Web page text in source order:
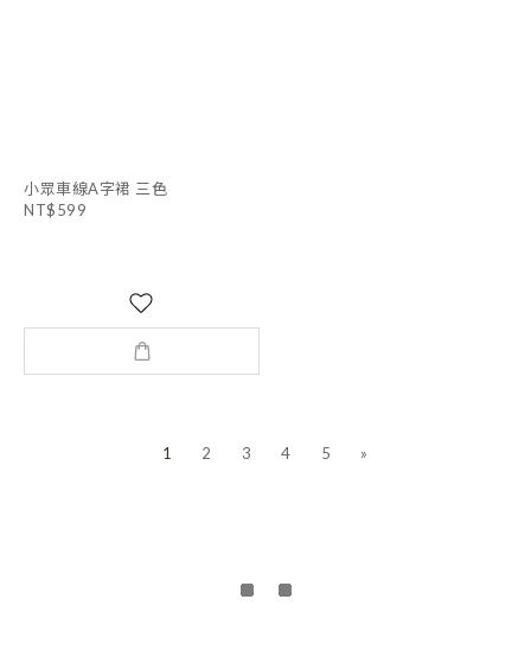
小眾車線A字裙 三色
NT$599
1 2 3 4 5 »